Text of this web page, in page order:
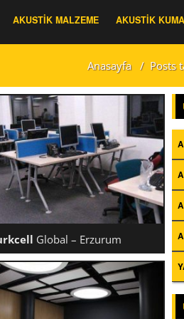
AKUSTIK MALZEME AKUSTIK
Anasayfa/ Posts
TURKCELL GLOBAL –
ERZURUM
Global – Erzurum